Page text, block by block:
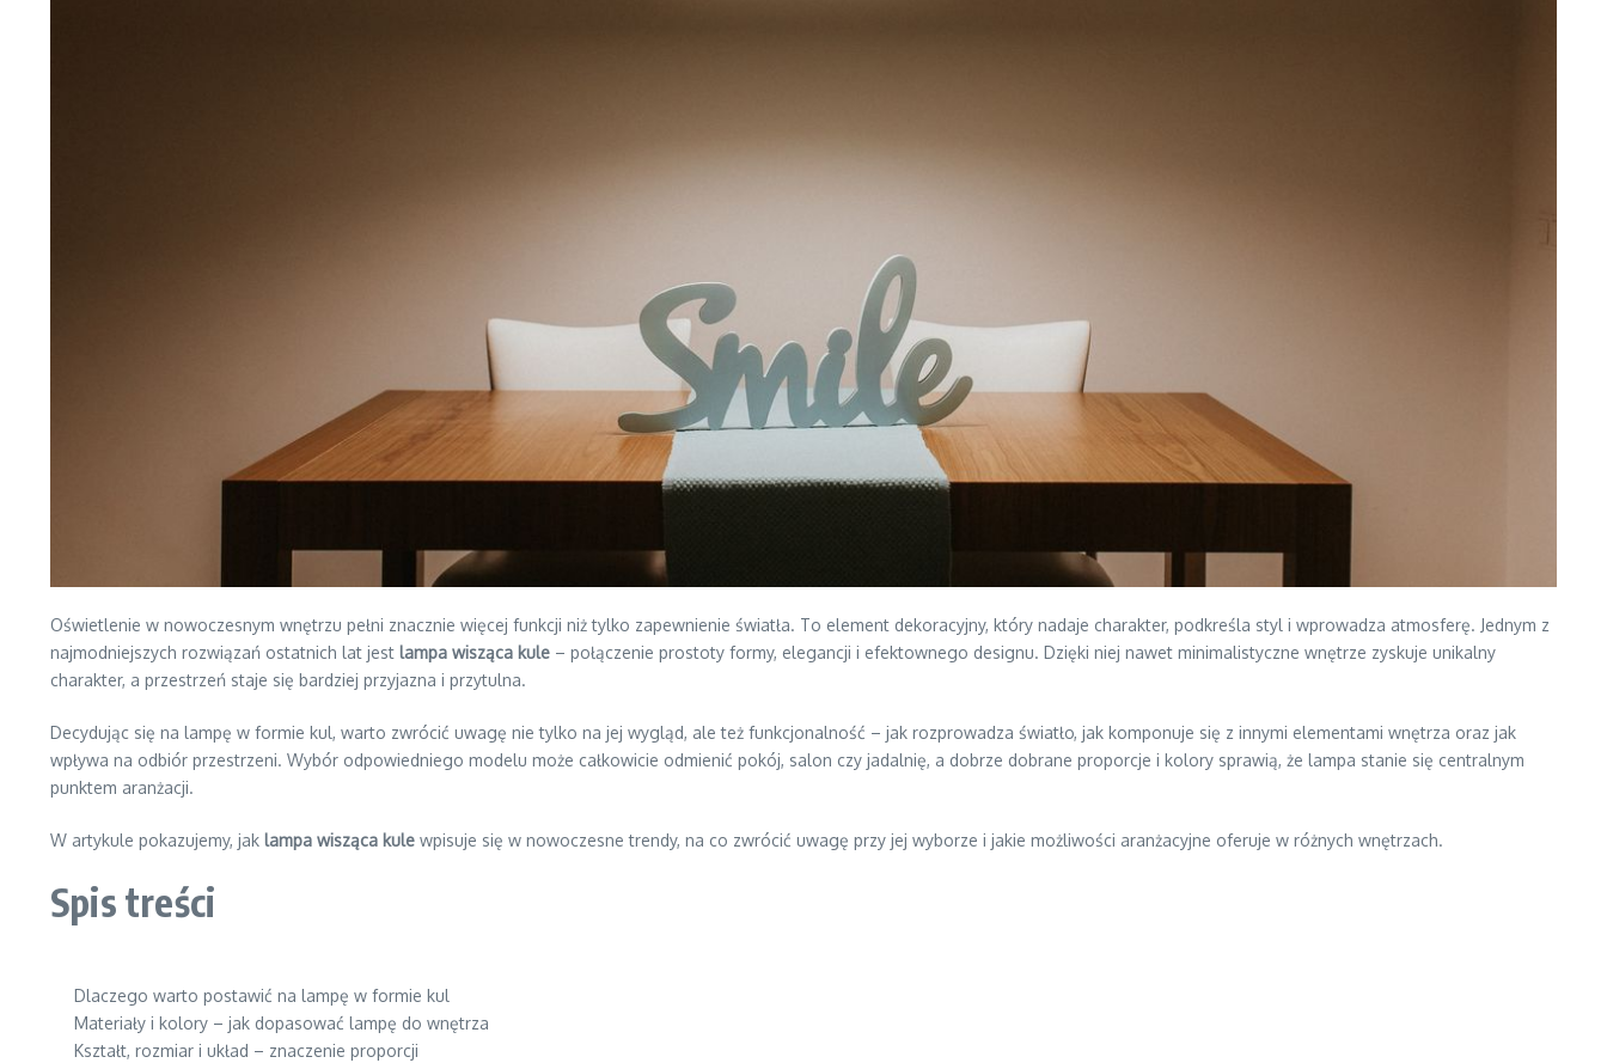
Oświetlenie w nowoczesnym wnętrzu pełni znacznie więcej funkcji niż tylko zapewnienie światła. To element dekoracyjny, który nadaje charakter, podkreśla styl i wprowadza atmosferę. Jednym z
najmodniejszych rozwiązań ostatnich lat jest lampa wisząca kule – połączenie prostoty formy, elegancji i efektownego designu. Dzięki niej nawet minimalistyczne wnętrze zyskuje unikalny
charakter, a przestrzeń staje się bardziej przyjazna i przytulna.
Decydując się na lampę w formie kul, warto zwrócić uwagę nie tylko na jej wygląd, ale też funkcjonalność – jak rozprowadza światło, jak komponuje się z innymi elementami wnętrza oraz jak
wpływa na odbiór przestrzeni. Wybór odpowiedniego modelu może całkowicie odmienić pokój, salon czy jadalnię, a dobrze dobrane proporcje i kolory sprawią, że lampa stanie się centralnym
punktem aranżacji.
W artykule pokazujemy, jak lampa wisząca kule wpisuje się w nowoczesne trendy, na co zwrócić uwagę przy jej wyborze i jakie możliwości aranżacyjne oferuje w różnych wnętrzach.
Spis treści
Dlaczego warto postawić na lampę w formie kul
Materiały i kolory – jak dopasować lampę do wnętrza
Kształt, rozmiar i układ – znaczenie proporcji